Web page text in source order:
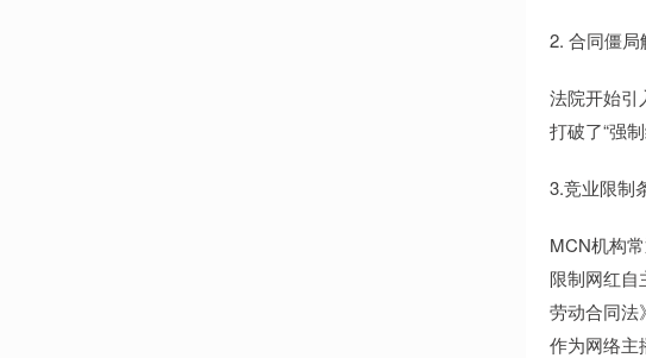
2. 合同僵局
法院开始引
打破了“强
3.竞业限制
MCN机构
限制网红自
劳动合同法
作为网络主